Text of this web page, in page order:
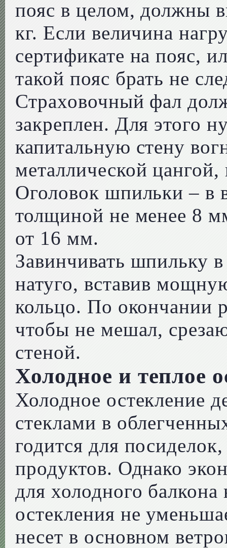
пояс в целом, должны
кг. Если величина
сертификате на пояс,
такой пояс брать не
Страховочный фал
закреплен. Для этого
капитальную стену
металлической
Оголовок шпильки – в
толщиной не менее 8
от 16 мм.
Завинчивать шпильку
натуго, вставив
кольцо. По окончании
чтобы не мешал,
стеной.
Холодное и теплое
Холодное остекление
стеклами в
годится для
продуктов. Однако
для холодного балкона
остекления не
несет в основном